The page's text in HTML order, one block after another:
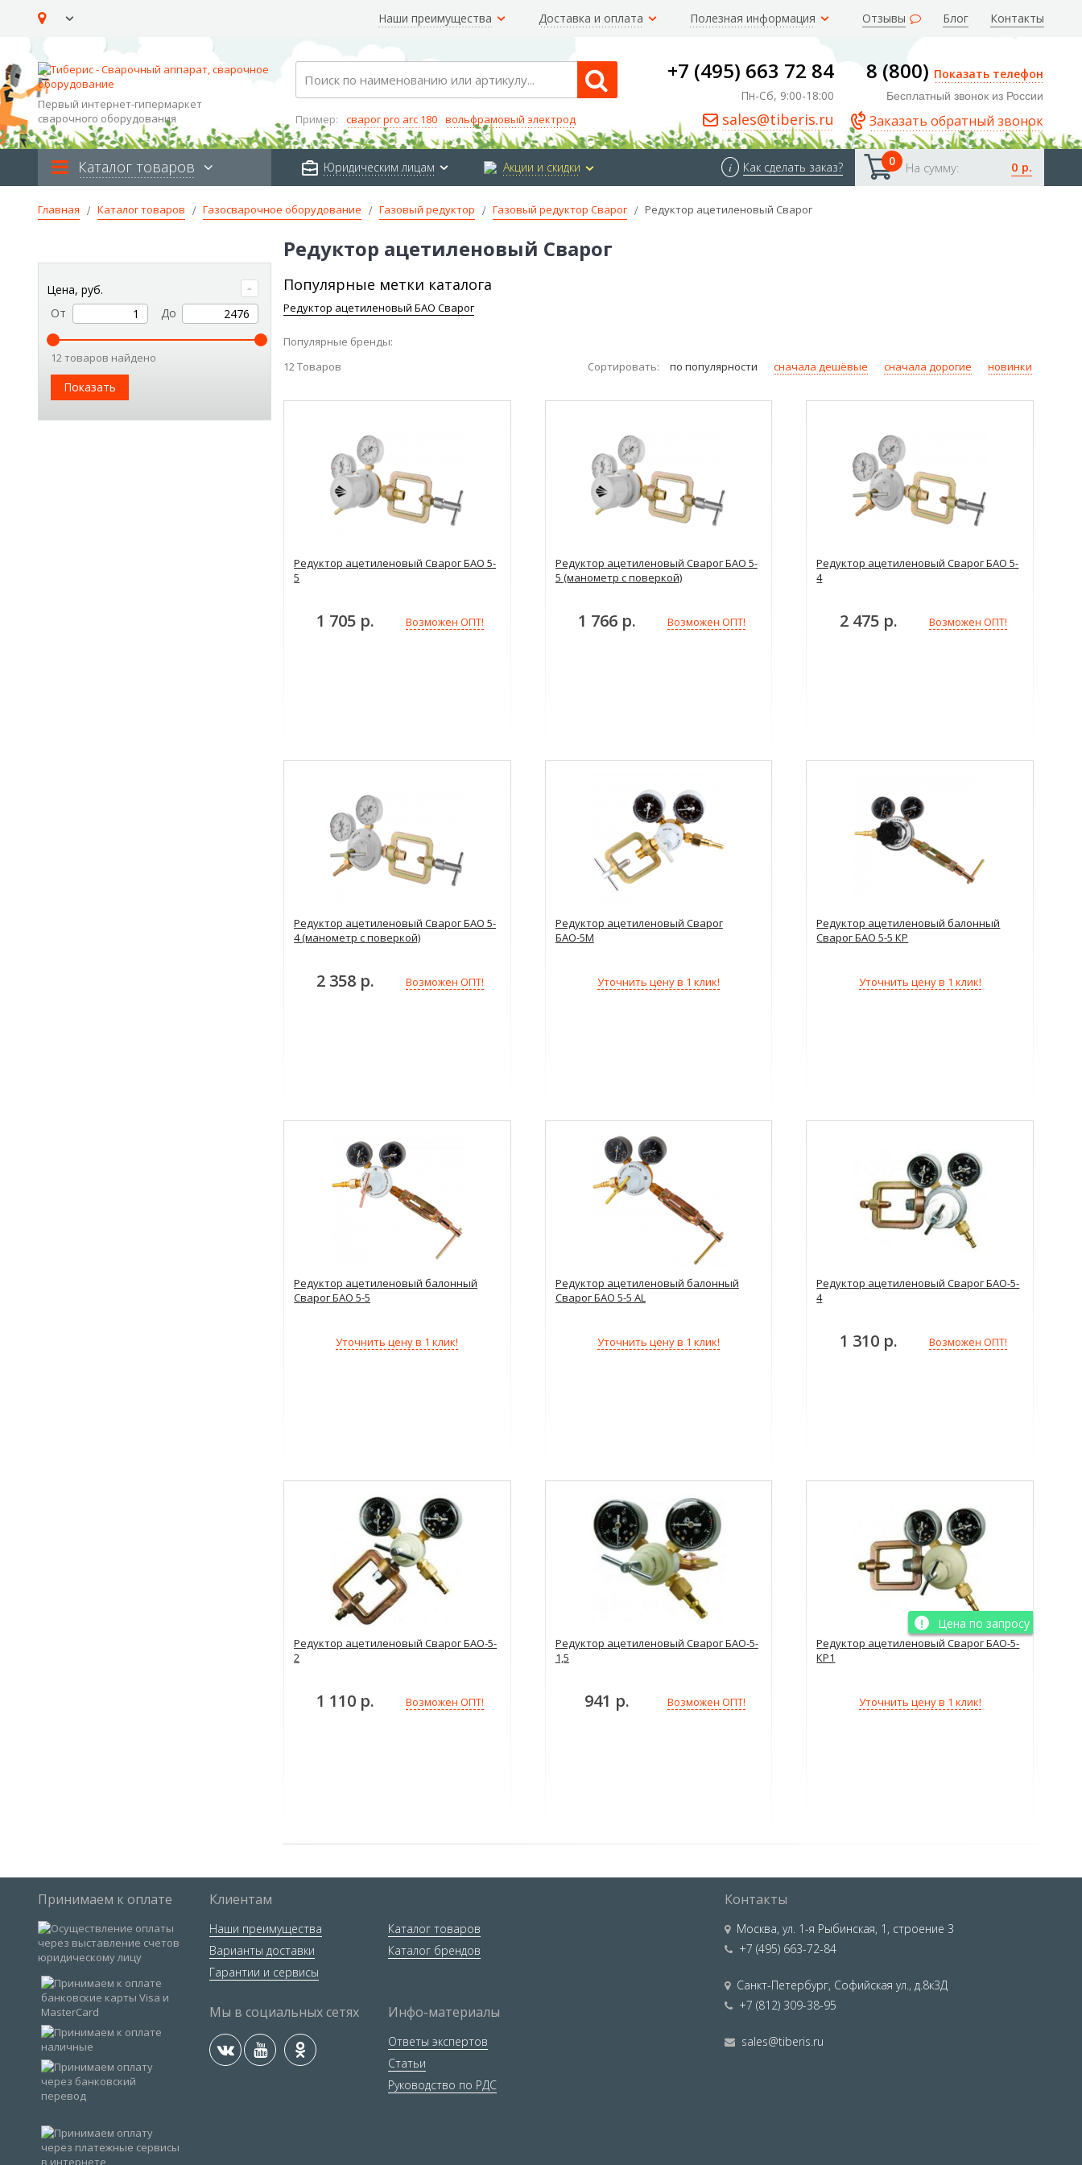
Наши преимущества Доставка и оплата Полезная информация Отзывы Блог Контакты
Первый интернет-гипермаркет
сварочного оборудования
Search
Пример: сварог pro arc 180 вольфрамовый электрод
+7 (495) 663 72 84
Пн-Сб, 9:00-18:00
sales@tiberis.ru
8 (800) Показать телефон
Бесплатный звонок из России
Заказать обратный звонок
Каталог товаров Юридическим лицам Акции и скидки 0 На сумму: 0 р.
i Как сделать заказ?
Главная Каталог товаров Газосварочное оборудование Газовый редуктор Газовый редуктор Сварог Редуктор ацетиленовый Сварог
Редуктор ацетиленовый Сварог
Популярные метки каталога
Редуктор ацетиленовый БАО Сварог
Популярные бренды:
12Товаров Сортировать: по популярности сначала дешёвые сначала дорогие новинки
Редуктор ацетиленовый Сварог БАО 5-
5
1 705 р. Возможен ОПТ!
Редуктор ацетиленовый Сварог БАО 5-
5 (манометр с поверкой)
1 766 р. Возможен ОПТ!
Редуктор ацетиленовый Сварог БАО 5-
4
2 475 р. Возможен ОПТ!
Редуктор ацетиленовый Сварог БАО 5-
4 (манометр с поверкой)
2 358 р. Возможен ОПТ!
Редуктор ацетиленовый Сварог
БАО-5М
Уточнить цену в 1 клик!
Редуктор ацетиленовый балонный
Сварог БАО 5-5 КР
Уточнить цену в 1 клик!
Редуктор ацетиленовый балонный
Сварог БАО 5-5
Уточнить цену в 1 клик!
Редуктор ацетиленовый балонный
Сварог БАО 5-5 AL
Уточнить цену в 1 клик!
Редуктор ацетиленовый Сварог БАО-5-
4
1 310 р. Возможен ОПТ!
Редуктор ацетиленовый Сварог БАО-5-
2
1 110 р. Возможен ОПТ!
Редуктор ацетиленовый Сварог БАО-5-
1,5
941 р. Возможен ОПТ!
Цена по запросу
Редуктор ацетиленовый Сварог БАО-5-
КР1
Уточнить цену в 1 клик!
Цена, руб.
От
До
12 товаров найдено
Показать
Принимаем к оплате Клиентам
Наши преимущества
Варианты доставки
Гарантии и сервисы
Каталог товаров
Каталог брендов
Мы в социальных сетях Инфо-материалы
Ответы экспертов
Статьи
Руководство по РДС
Контакты
Москва,ул. 1-я Рыбинская, 1, строение 3
+7 (495) 663-72-84
Санкт-Петербург, Софийская ул., д.8к3Д
+7 (812) 309-38-95
sales@tiberis.ru